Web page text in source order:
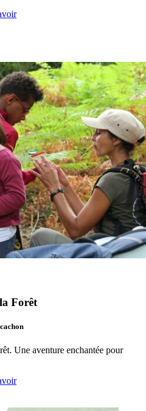
Forêt
Une aventure enchantée pour